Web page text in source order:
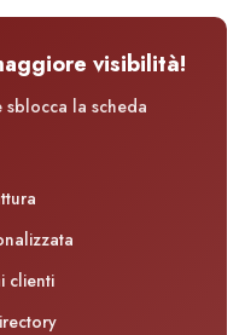
visibilità!
sblocca la scheda
clienti